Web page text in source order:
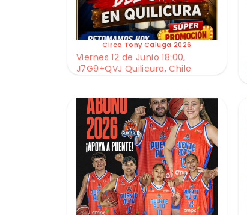
Circo Tony Caluga 2026
Viernes 12 de Junio 18:00,
J7G9+QVJ Quilicura, Chile